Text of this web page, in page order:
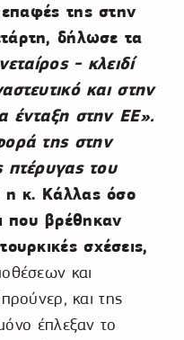
της στην
δήλωσε τα
- κλειδί
και στην
ένταξη στην ΕΕ».
της στην
πτέρυγας του
κ. Κάλλας όσο
που βρέθηκαν
σχέσεις,
και
και της
έπλεξαν το